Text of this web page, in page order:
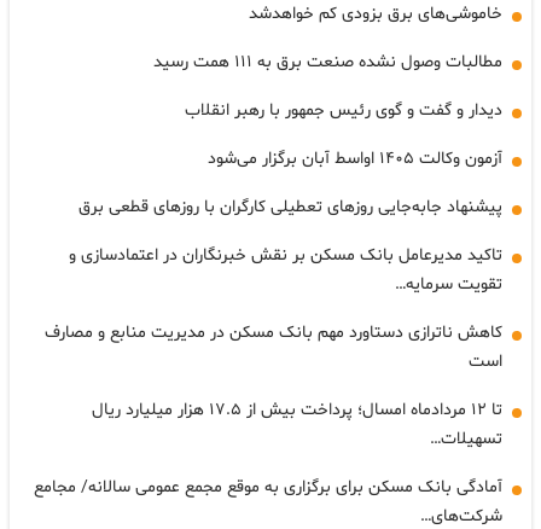
خاموشی‌های برق بزودی کم خواهدشد
مطالبات وصول نشده صنعت برق به ۱۱۱ همت رسید
دیدار و گفت و گوی رئیس جمهور با رهبر انقلاب
آزمون وکالت ۱۴۰۵ اواسط آبان برگزار می‌شود
پیشنهاد جابه‌جایی روزهای تعطیلی کارگران با روزهای قطعی برق
تاکید مدیرعامل بانک مسکن بر نقش خبرنگاران در اعتمادسازی و
تقویت سرمایه…
کاهش ناترازی دستاورد مهم بانک مسکن در مدیریت منابع و مصارف
است
تا ۱۲ مردادماه امسال؛ پرداخت بیش از ۱۷.۵ هزار میلیارد ریال
تسهیلات…
آمادگی بانک مسکن برای برگزاری به موقع مجمع عمومی سالانه/ مجامع
شرکت‌های…